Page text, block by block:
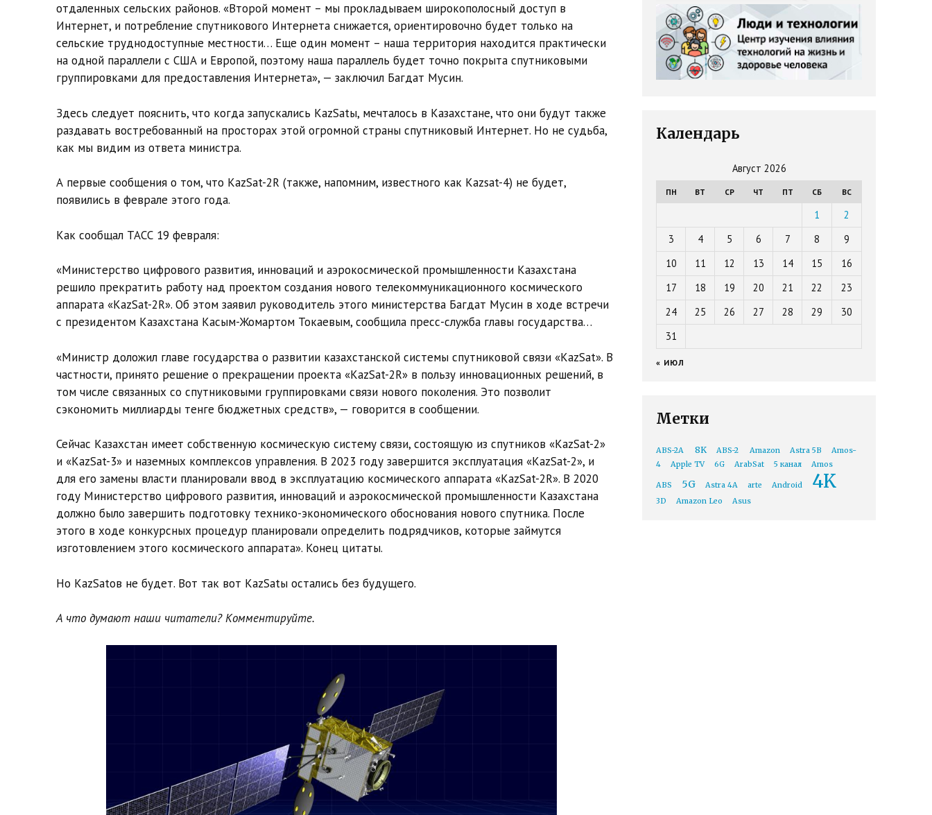
отдаленных сельских районов. «Второй момент – мы прокладываем широкополосный доступ в
Интернет, и потребление спутникового Интернета снижается, ориентировочно будет только на
сельские труднодоступные местности… Еще один момент – наша территория находится практически
на одной параллели с США и Европой, поэтому наша параллель будет точно покрыта спутниковыми
группировками для предоставления Интернета», — заключил Багдат Мусин.
Здесь следует пояснить, что когда запускались KazSatы, мечталось в Казахстане, что они будут также
раздавать востребованный на просторах этой огромной страны спутниковый Интернет. Но не судьба,
как мы видим из ответа министра.
А первые сообщения о том, что KazSat-2R (также, напомним, известного как Kazsat-4) не будет,
появились в феврале этого года.
Как сообщал ТАСС 19 февраля:
«Министерство цифрового развития, инноваций и аэрокосмической промышленности Казахстана
решило прекратить работу над проектом создания нового телекоммуникационного космического
аппарата «KazSat-2R». Об этом заявил руководитель этого министерства Багдат Мусин в ходе встречи
с президентом Казахстана Касым-Жомартом Токаевым, сообщила пресс-служба главы государства…
«Министр доложил главе государства о развитии казахстанской системы спутниковой связи «KazSat». В
частности, принято решение о прекращении проекта «KazSat-2R» в пользу инновационных решений, в
том числе связанных со спутниковыми группировками связи нового поколения. Это позволит
сэкономить миллиарды тенге бюджетных средств», — говорится в сообщении.
Сейчас Казахстан имеет собственную космическую систему связи, состоящую из спутников «KazSat-2»
и «KazSat-3» и наземных комплексов управления. В 2023 году завершится эксплуатация «KazSat-2», и
для его замены власти планировали ввод в эксплуатацию космического аппарата «KazSat-2R». В 2020
году Министерство цифрового развития, инноваций и аэрокосмической промышленности Казахстана
должно было завершить подготовку технико-экономического обоснования нового спутника. После
этого в ходе конкурсных процедур планировали определить подрядчиков, которые займутся
изготовлением этого космического аппарата». Конец цитаты.
Но KazSatов не будет. Вот так вот KazSatы остались без будущего.
А что думают наши читатели? Комментируйте.
Календарь
Август 2026
ПН ВТ СР ЧТ ПТ СБ ВС
1
2
3
4 5 6 7 8
9
10
11 12 13 14 15
16
17
18 19 20 21 22
23
24
25 26 27 28 29
30
31
« ИЮЛ
Метки
ABS-2A 8K ABS-2 Amazon Astra 5B
Amos-
4
Apple TV 6G ArabSat 5 канал Amos
ABS 5G Astra 4A arte Android 4K
3D Amazon Leo Asus